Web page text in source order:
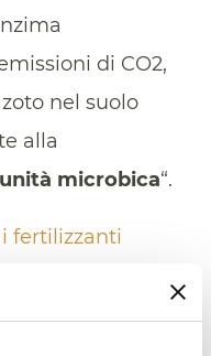
di CO2,
nel suolo
alla
microbica“.
i fertilizzanti